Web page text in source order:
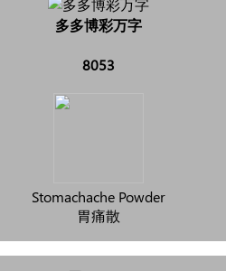
多多博彩万字
8053
Stomachache Powder
胃痛散